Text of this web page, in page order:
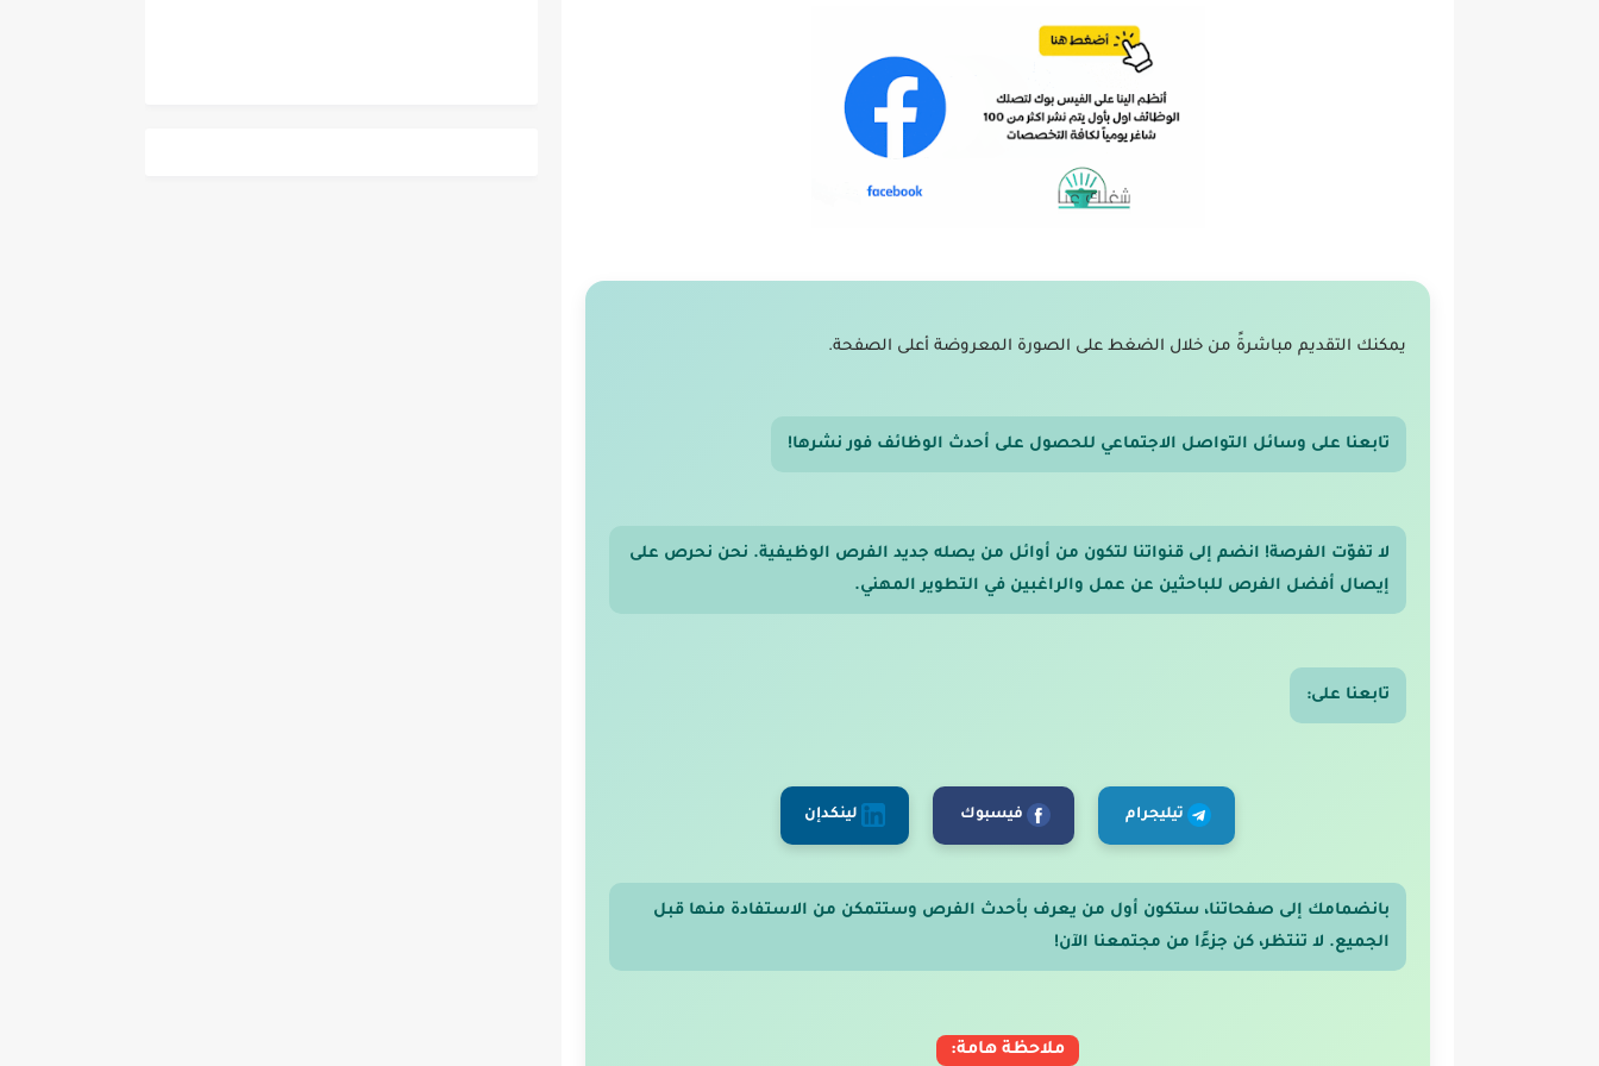
يمكنك التقديم مباشرةً من خلال الضغط على الصورة المعروضة أعلى الصفحة.
تابعنا على وسائل التواصل الاجتماعي للحصول على أحدث الوظائف فور نشرها!
لا تفوّت الفرصة! انضم إلى قنواتنا لتكون من أوائل من يصله جديد الفرص الوظيفية. نحن نحرص على
إيصال أفضل الفرص للباحثين عن عمل والراغبين في التطوير المهني.
تابعنا على:
تيليجرام فيسبوك لينكدإن
بانضمامك إلى صفحاتنا، ستكون أول من يعرف بأحدث الفرص وستتمكن من الاستفادة منها قبل
الجميع. لا تنتظر، كن جزءًا من مجتمعنا الآن!
ملاحظة هامة: